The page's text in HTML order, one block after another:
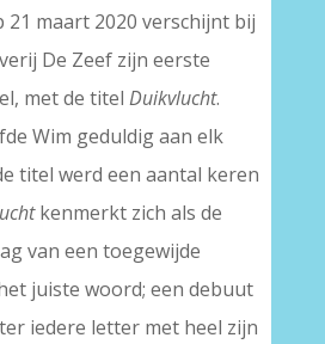
21 maart 2020 verschijnt bij
De Zeef zijn eerste
met de titel Duikvlucht.
Wim geduldig aan elk
titel werd een aantal keren
kenmerkt zich als de
van een toegewijde
juiste woord; een debuut
iedere letter met heel zijn